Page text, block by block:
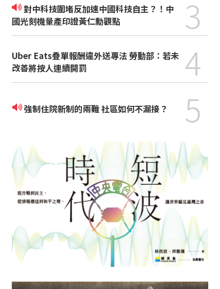
對中科技圍堵反加速中國科技自主？！中
國光刻機量產印證黃仁勳觀點
3
Uber Eats疊單報酬違外送專法 勞動部：若未
改善將按人連續開罰
4
強制住院新制的兩難 社區如何不漏接？ 5